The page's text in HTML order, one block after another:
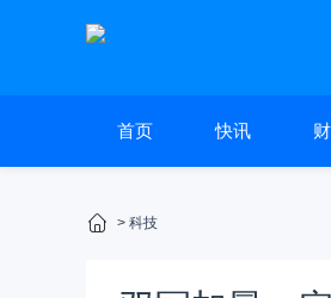
首页 快讯
> 科技